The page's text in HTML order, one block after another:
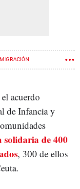
acuerdo
de Infancia y
de 400
, 300 de ellos